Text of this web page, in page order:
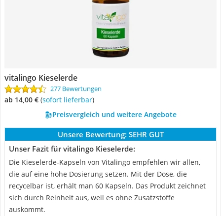
vitalingo Kieselerde
277 Bewertungen
ab 14,00 € ( Sofort lieferbar)
Preisvergleich und weitere Angebote
Unsere Bewertung: SEHR GUT
Unser Fazit für vitalingo Kieselerde:
Die Kieselerde-Kapseln von Vitalingo empfehlen wir allen,
die auf eine hohe Dosierung setzen. Mit der Dose, die
recycelbar ist, erhält man 60 Kapseln. Das Produkt zeichnet
sich durch Reinheit aus, weil es ohne Zusatzstoffe
auskommt.